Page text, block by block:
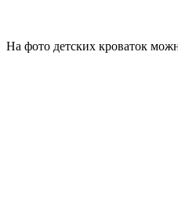
На фото детских кроваток